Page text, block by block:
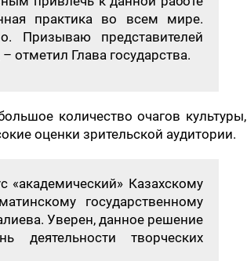
практика во всем мире.
Призываю представителей
отметил Глава государства.
количество очагов культуры,
оценки зрительской аудитории.
«академический» Казахскому
государственному
Уверен, данное решение
деятельности творческих